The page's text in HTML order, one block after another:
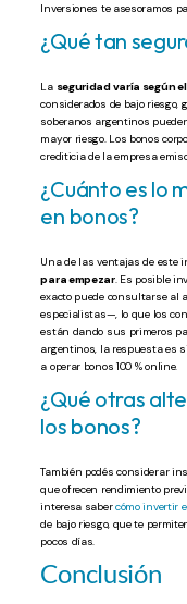
Inversiones te asesoramos
¿Qué tan
La seguridad varía según
considerados de bajo riesgo,
soberanos argentinos
mayor riesgo. Los bonos
crediticia de la empresa
¿Cuánto es lo
en bonos?
Una de las ventajas de este
para empezar. Es posible
exacto puede consultarse al
especialistas—, lo que los
están dando sus primeros
argentinos, la respuesta es
a operar bonos 100 % online.
¿Qué otras
los bonos?
También podés considerar
que ofrecen rendimiento
interesa saber cómo invertir
de bajo riesgo, que te
pocos días.
Conclusión